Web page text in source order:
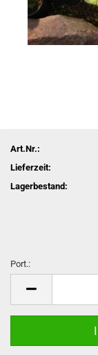
Art.Nr.:
Lieferzeit:
Lagerbestand:
Port.: